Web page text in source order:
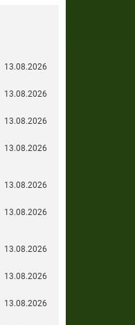
13.08.2026
13.08.2026
13.08.2026
13.08.2026
13.08.2026
13.08.2026
13.08.2026
13.08.2026
13.08.2026